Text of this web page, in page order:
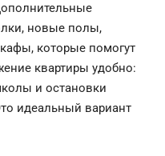
новые полы,
которые помогут
квартиры удобно:
и остановки
идеальный вариант